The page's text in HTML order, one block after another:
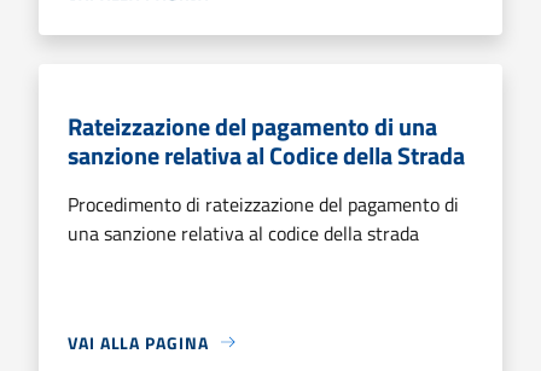
Rateizzazione del pagamento di una
sanzione relativa al Codice della Strada
Procedimento di rateizzazione del pagamento di
una sanzione relativa al codice della strada
VAI ALLA PAGINA